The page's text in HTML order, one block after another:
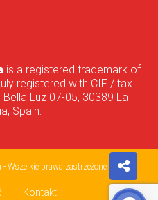
is a registered trademark of
registered with CIF / tax
Luz 07-05, 30389 La
Spain.
Wszelkie prawa zastrzeżone
Kontakt